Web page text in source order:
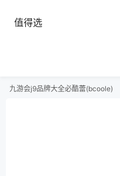
值得选
九游会j9品牌大全必酷蕾(bcoole)